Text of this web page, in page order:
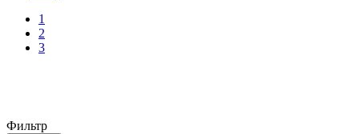
1
2
3
Фильтр